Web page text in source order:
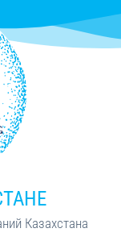
Казахстана